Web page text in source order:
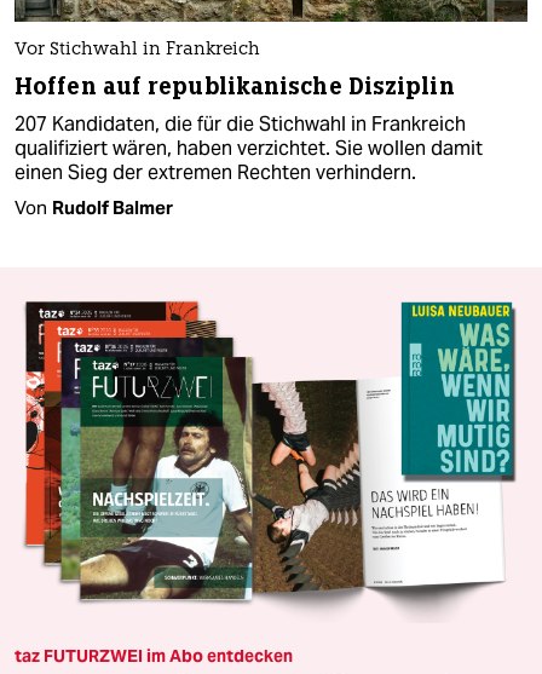
Vor Stichwahl in Frankreich
Hoffen auf republikanische Disziplin
207 Kandidaten, die für die Stichwahl in Frankreich
qualifiziert wären, haben verzichtet. Sie wollen damit
einen Sieg der extremen Rechten verhindern.
Von Rudolf Balmer
taz FUTURZWEI im Abo entdecken